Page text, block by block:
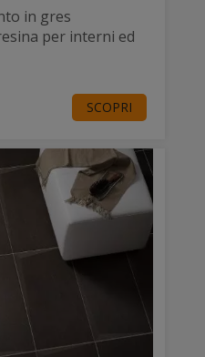
in gres
per interni ed
SCOPRI